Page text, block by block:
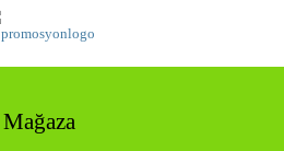
Mağaza